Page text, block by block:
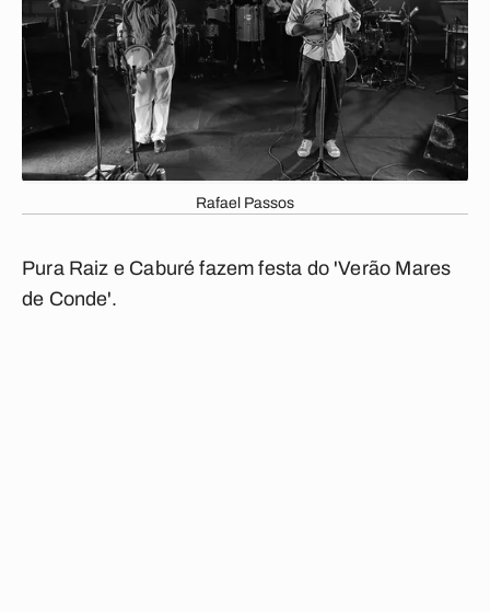
Rafael Passos
Pura Raiz e Caburé fazem festa do 'Verão Mares
de Conde'.